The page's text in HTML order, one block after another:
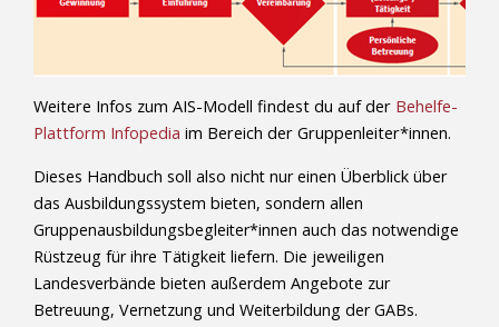
Weitere Infos zum AIS-Modell findest du auf der Behelfe-
Plattform Infopedia im Bereich der Gruppenleiter*innen.
Dieses Handbuch soll also nicht nur einen Überblick über
das Ausbildungssystem bieten, sondern allen
Gruppenausbildungsbegleiter*innen auch das notwendige
Rüstzeug für ihre Tätigkeit liefern. Die jeweiligen
Landesverbände bieten außerdem Angebote zur
Betreuung, Vernetzung und Weiterbildung der GABs.